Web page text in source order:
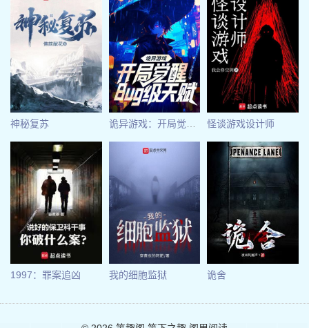
神秘复苏 怪谈游戏设计师
1997：罪案追凶 我的细胞监狱 诡舍